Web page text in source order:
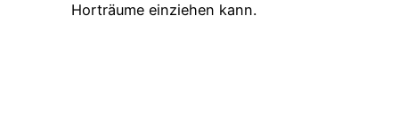
Horträume einziehen kann.